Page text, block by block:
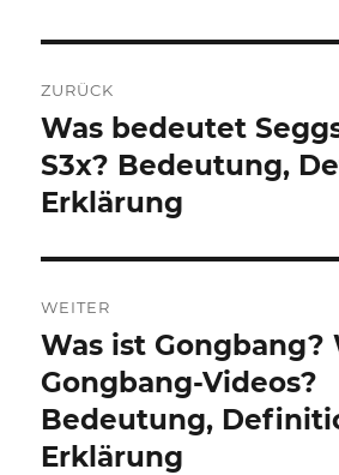
ZURÜCK
Vorheriger
Beitrag:
Was bedeutet
S3x? Bedeutung,
Erklärung
WEITER
Nächster
Beitrag:
Was ist Gongbang?
Gongbang-Videos?
Bedeutung,
Erklärung